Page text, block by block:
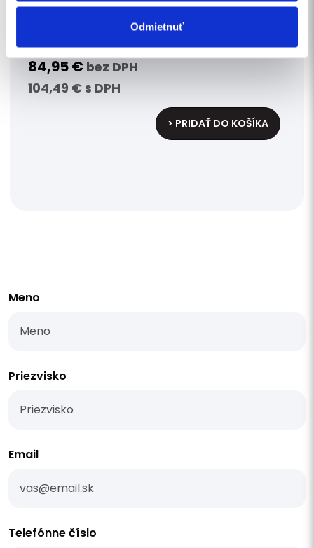
Odmietnuť
Základné školenie - žeriavy /
84,95 € bez DPH
104,49 € s DPH
> PRIDAŤ DO KOŠÍKA
Meno
Priezvisko
Email
Telefónne číslo